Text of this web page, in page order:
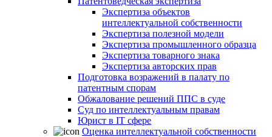
Экспертиза объектов
интеллектуальной собственности
Экспертиза полезной модели
Экспертиза промышленного образца
Экспертиза товарного знака
Экспертиза авторских прав
Подготовка возражений в палату по
патентным спорам
Обжалование решений ППС в суде
Суд по интеллектуальным правам
Юрист в IT сфере
Оценка интеллектуальной собственности